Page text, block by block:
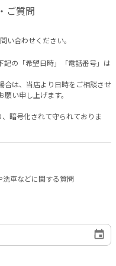
ご質問
い合わせください。
の「希望日時」「電話番号」は
は、当店より日時をご相談させ
い申し上げます。
暗号化されて守られておりま
洗車などに関する質問